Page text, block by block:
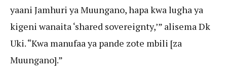
yaani Jamhuri ya Muungano, hapa kwa lugha ya
kigeni wanaita ‘shared sovereignty,’” alisema Dk
Uki. “Kwa manufaa ya pande zote mbili [za
Muungano].”